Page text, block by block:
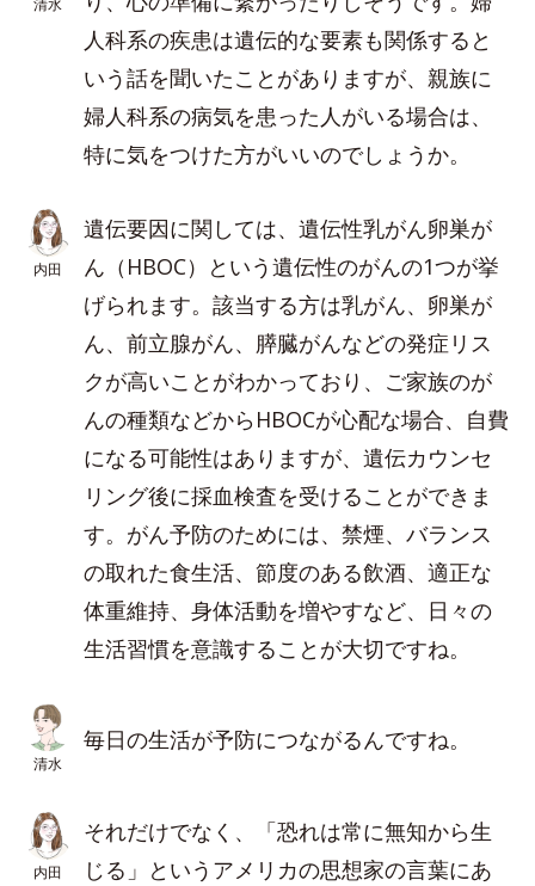
清水
人科系の疾患は遺伝的な要素も関係すると
いう話を聞いたことがありますが、親族に
婦人科系の病気を患った人がいる場合は、
特に気をつけた方がいいのでしょうか。
内田
遺伝要因に関しては、遺伝性乳がん卵巣が
ん（HBOC）という遺伝性のがんの1つが挙
げられます。該当する方は乳がん、卵巣が
ん、前立腺がん、膵臓がんなどの発症リス
クが高いことがわかっており、ご家族のが
んの種類などからHBOCが心配な場合、自費
になる可能性はありますが、遺伝カウンセ
リング後に採血検査を受けることができま
す。がん予防のためには、禁煙、バランス
の取れた食生活、節度のある飲酒、適正な
体重維持、身体活動を増やすなど、日々の
生活習慣を意識することが大切ですね。
清水
毎日の生活が予防につながるんですね。
内田
それだけでなく、「恐れは常に無知から生
じる」というアメリカの思想家の言葉にあ